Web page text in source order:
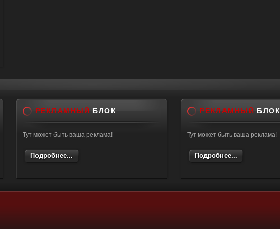
РЕКЛАМНЫЙ БЛОК
Тут может быть ваша реклама!
Подробнее...
РЕКЛАМНЫЙ БЛОК
Тут может быть ваша реклама!
Подробнее...